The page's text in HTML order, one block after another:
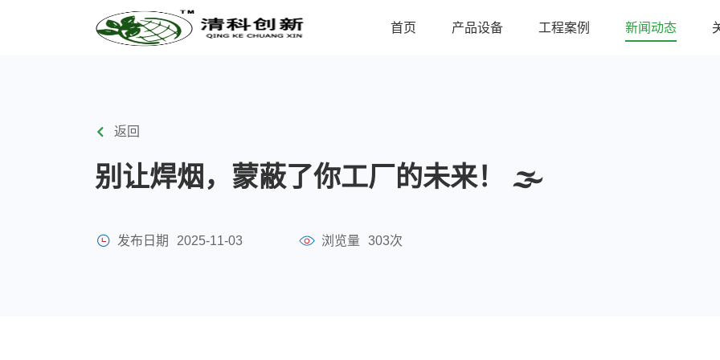
首页 产品设备 工程案例 新闻动态
返回
别让焊烟，蒙蔽了你工厂的未来！ 🌫️
发布日期 2025-11-03 浏览量 303次